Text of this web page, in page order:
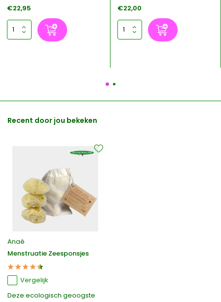
€22,95
€22,00
Recent door jou bekeken
Anaé
Menstruatie Zeesponsjes
Vergelijk
Deze ecologisch geoogste